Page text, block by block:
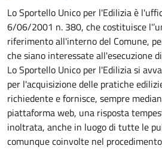
Lo Sportello Unico per l'Edilizia è
6/06/2001 n. 380, che costituisce
riferimento all'interno del Comune,
che siano interessate all'esecuzione
Lo Sportello Unico per l'Edilizia si
per l'acquisizione delle pratiche
richiedente e fornisce, sempre
piattaforma web, una risposta
inoltrata, anche in luogo di tutte le
comunque coinvolte nel